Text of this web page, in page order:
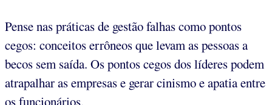
Pense nas práticas de gestão falhas como pontos
cegos: conceitos errôneos que levam as pessoas a
becos sem saída. Os pontos cegos dos líderes podem
atrapalhar as empresas e gerar cinismo e apatia entre
os funcionários.